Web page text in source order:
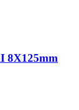
8Χ125mm